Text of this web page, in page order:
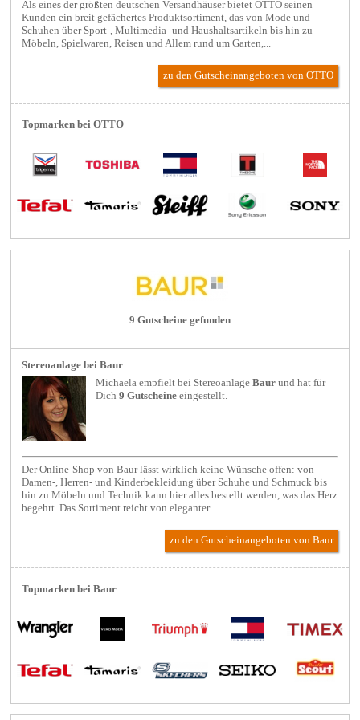
Als eines der größten deutschen Versandhäuser bietet OTTO seinen
Kunden ein breit gefächertes Produktsortiment, das von Mode und
Schuhen über Sport-, Multimedia- und Haushaltsartikeln bis hin zu
Möbeln, Spielwaren, Reisen und Allem rund um Garten,...
zu den Gutscheinangeboten von OTTO
Topmarken bei OTTO
9 Gutscheine gefunden
Stereoanlage bei Baur
Michaela empfielt bei Stereoanlage Baur und hat für
Dich9 Gutscheine eingestellt.
Der Online-Shop von Baur lässt wirklich keine Wünsche offen: von
Damen-, Herren- und Kinderbekleidung über Schuhe und Schmuck bis
hin zu Möbeln und Technik kann hier alles bestellt werden, was das Herz
begehrt. Das Sortiment reicht von eleganter...
zu den Gutscheinangeboten von Baur
Topmarken bei Baur